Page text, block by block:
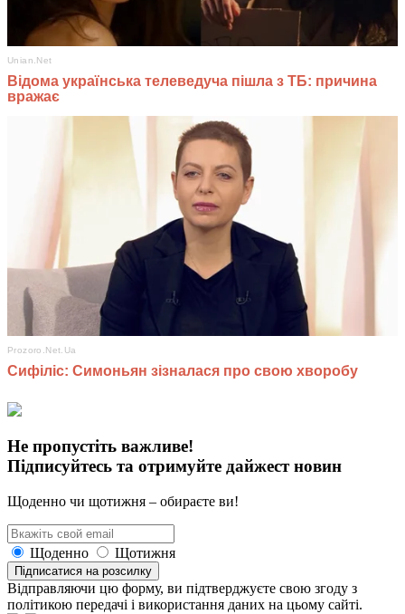
Не пропустіть важливе!
Підписуйтесь та отримуйте дайжест новин
Щоденно чи щотижня – обираєте ви!
Щоденно Щотижня
Підписатися на розсилку
Відправляючи цю форму, ви підтверджуєте свою згоду з
політикою передачі і використання даних на цьому сайті.